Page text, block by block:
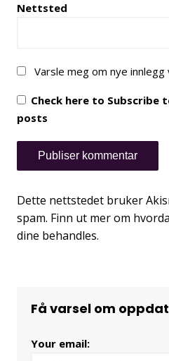
Nettsted
Varsle meg om nye innlegg
Check here to
posts
Dette nettstedet bruker
spam. Finn ut mer om
dine behandles.
Få varsel om
Your email: